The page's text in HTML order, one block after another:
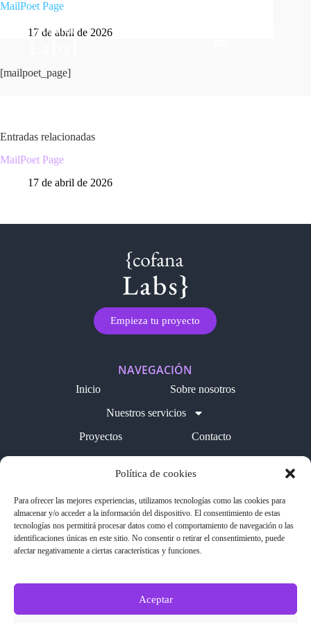
Política de cookies
Para ofrecer las mejores experiencias, utilizamos tecnologías como las cookies para
almacenar y/o acceder a la información del dispositivo. El consentimiento de estas
tecnologías nos permitirá procesar datos como el comportamiento de navegación o las
identificaciones únicas en este sitio. No consentir o retirar el consentimiento, puede
afectar negativamente a ciertas características y funciones.
Aceptar
MailPoet Page
17 de abril de 2026
[mailpoet_page]
Entradas relacionadas
MailPoet Page
17 de abril de 2026
Empieza tu proyecto
NAVEGACIÓN
Inicio
Sobre nosotros
Nuestros servicios
Proyectos
Contacto
Blog
LEGAL
Política de cookies
Aviso legal
SÍGUENOS EN REDES